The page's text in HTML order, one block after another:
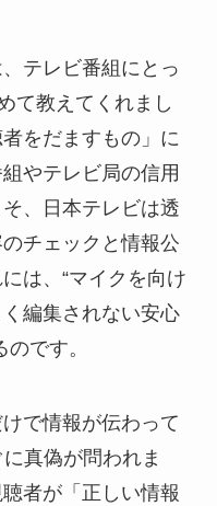
テレビ番組にとっ
て教えてくれまし
をだますもの」に
やテレビ局の信用
、日本テレビは透
チェックと情報公
は、“マイクを向け
編集されない安心
です。
で情報が伝わって
真偽が問われま
者が「正しい情報